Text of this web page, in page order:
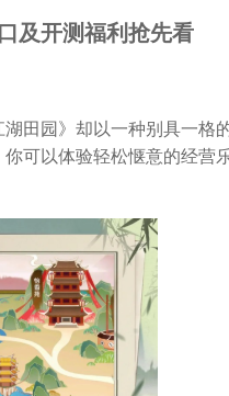
及开测福利抢先看
田园》却以一种别具一格
可以体验轻松惬意的经营